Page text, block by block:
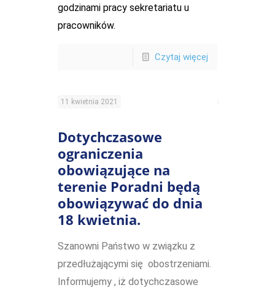
godzinami pracy sekretariatu u
pracowników.
Czytaj więcej
11 kwietnia 2021
Dotychczasowe
ograniczenia
obowiązujące na
terenie Poradni będą
obowiązywać do dnia
18 kwietnia.
Szanowni Państwo w związku z
przedłużającymi się obostrzeniami.
Informujemy , iż dotychczasowe